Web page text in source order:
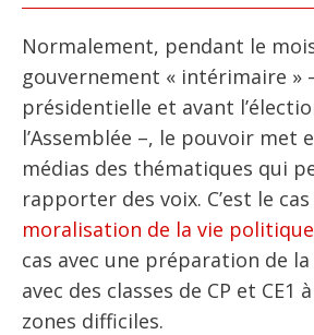
Normalement, pendant le
gouvernement « intérimaire »
présidentielle et avant
l’Assemblée –, le pouvoir met
médias des thématiques qui
rapporter des voix. C’est le cas
moralisation de la vie politique
cas avec une préparation de
avec des classes de CP et CE1
zones difficiles.